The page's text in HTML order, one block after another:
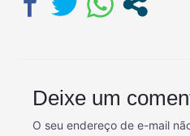
Deixe um
O seu endereço de e-mail